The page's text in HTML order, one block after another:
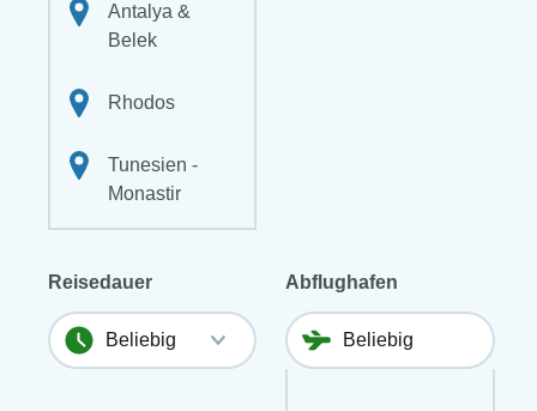
Antalya &
Belek
Rhodos
Tunesien -
Monastir
Reisedauer Abflughafen